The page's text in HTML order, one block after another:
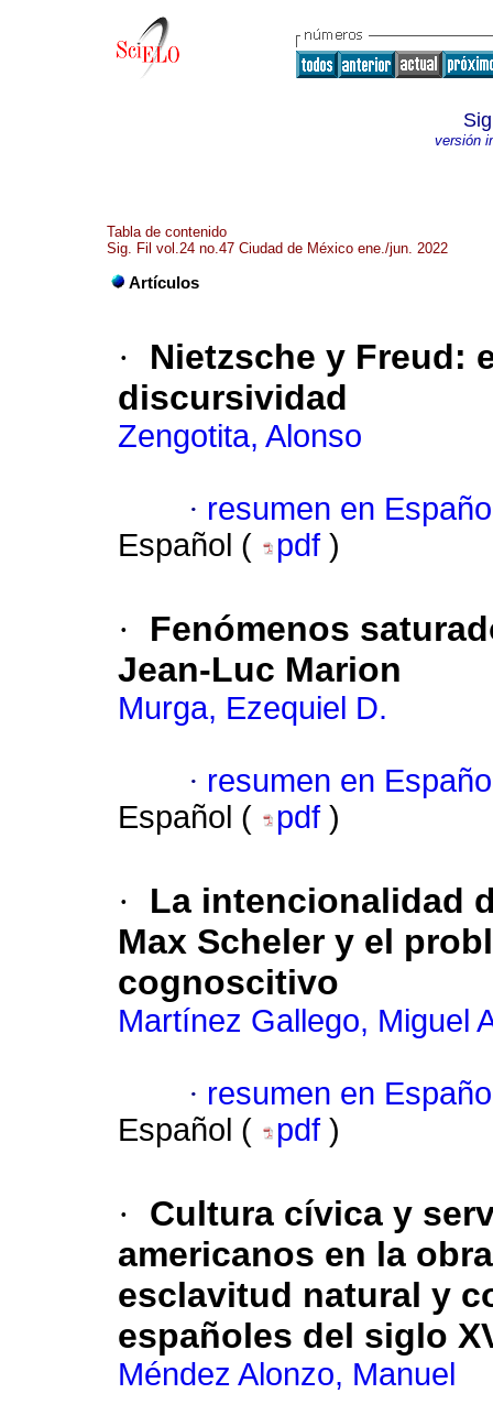
versión
Tabla de contenido
Sig. Fil vol.24 no.47 Ciudad de México ene./jun. 2022
Artículos
·
Nietzsche y Freud:
discursividad
Zengotita, Alonso
· resumen en
Español (
pdf )
·
Fenómenos
Jean-Luc Marion
Murga, Ezequiel D.
· resumen en
Español (
pdf )
·
La intencionalidad
Max Scheler y el
cognoscitivo
Martínez Gallego, Miguel
· resumen en
Español (
pdf )
·
Cultura cívica y
americanos en la
esclavitud natural y
españoles del siglo
Méndez Alonzo, Manuel